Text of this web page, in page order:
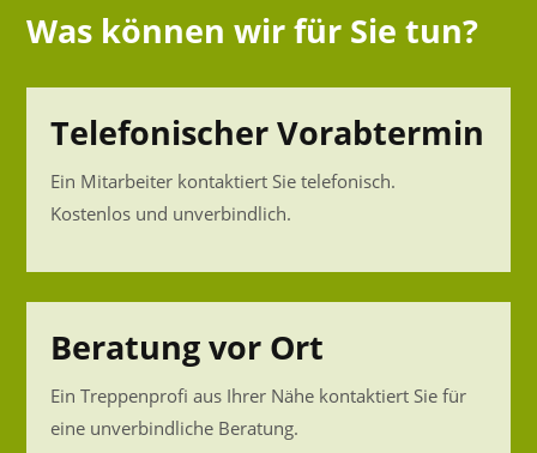
Was können wir für Sie tun?
Telefonischer Vorabtermin
Ein Mitarbeiter kontaktiert Sie telefonisch.
Kostenlos und unverbindlich.
Beratung vor Ort
Ein Treppenprofi aus Ihrer Nähe kontaktiert Sie für
eine unverbindliche Beratung.